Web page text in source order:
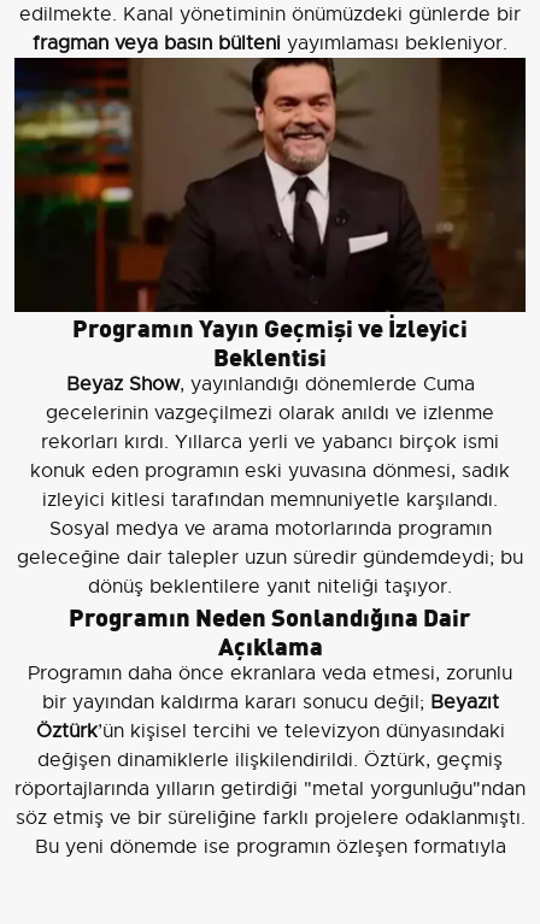
edilmekte. Kanal yönetiminin önümüzdeki günlerde bir
fragman veya basın bülteni yayımlaması bekleniyor.
Programın Yayın Geçmişi ve İzleyici
Beklentisi
Beyaz Show, yayınlandığı dönemlerde Cuma
gecelerinin vazgeçilmezi olarak anıldı ve izlenme
rekorları kırdı. Yıllarca yerli ve yabancı birçok ismi
konuk eden programın eski yuvasına dönmesi, sadık
izleyici kitlesi tarafından memnuniyetle karşılandı.
Sosyal medya ve arama motorlarında programın
geleceğine dair talepler uzun süredir gündemdeydi; bu
dönüş beklentilere yanıt niteliği taşıyor.
Programın Neden Sonlandığına Dair
Açıklama
Programın daha önce ekranlara veda etmesi, zorunlu
bir yayından kaldırma kararı sonucu değil; Beyazıt
Öztürk’ün kişisel tercihi ve televizyon dünyasındaki
değişen dinamiklerle ilişkilendirildi. Öztürk, geçmiş
röportajlarında yılların getirdiği "metal yorgunluğu"ndan
söz etmiş ve bir süreliğine farklı projelere odaklanmıştı.
Bu yeni dönemde ise programın özleşen formatıyla